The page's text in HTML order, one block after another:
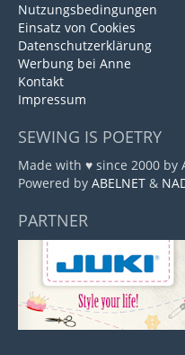
Nutzungsbedingungen
Einsatz von Cookies
Datenschutzerklärung
Werbung bei Anne
Kontakt
Impressum
SEWING IS POETRY
Made with ♥ since 2000 by
Powered by ABELNET &
PARTNER